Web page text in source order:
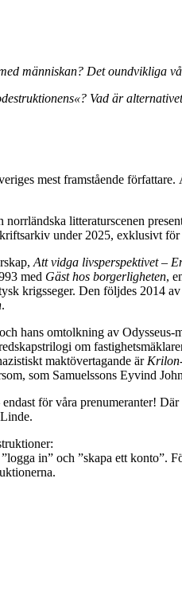
människan? Det oundvikliga
Vad är
mest framstående
litteraturscenen
under 2025, exklusivt för
Att vidga livsperspektivet –
med Gäst hos borgerligheten,
krigsseger. Den följdes 2014
.
hans omtolkning av Odysseus-
om
maktövertagande är Krilon
som Samuelssons Eyvind
för våra prenumeranter! Där
in” och ”skapa ett konto”.